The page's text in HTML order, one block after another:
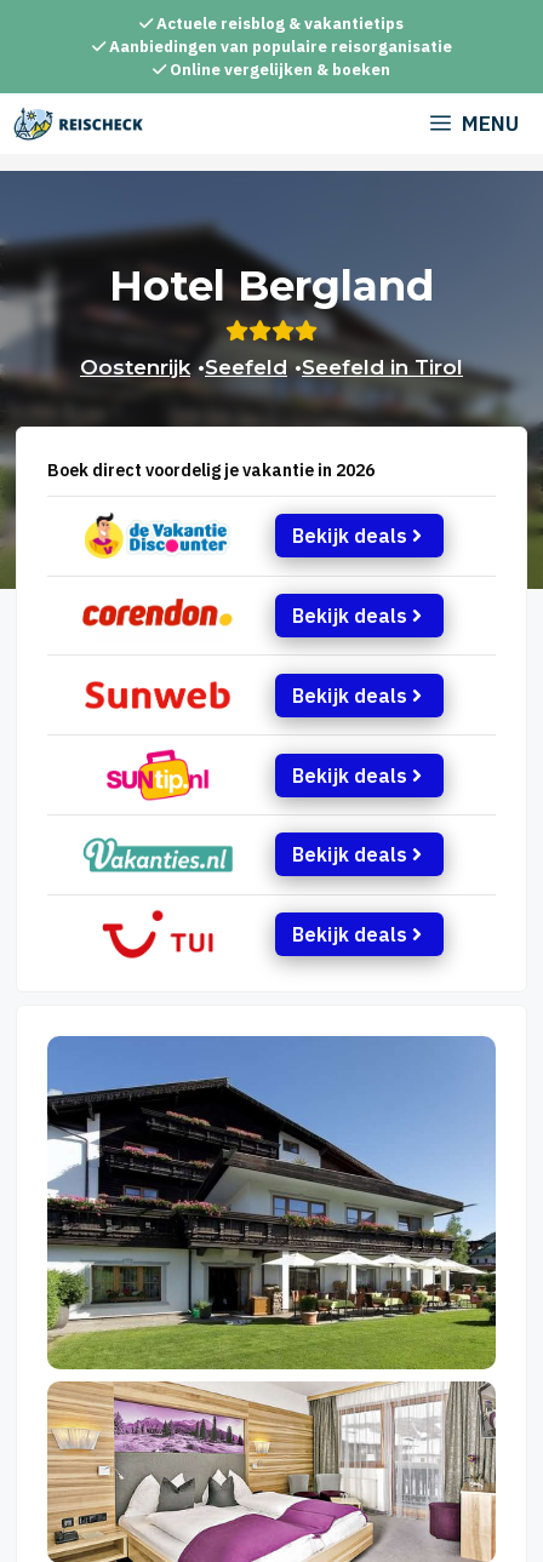
inhoud
Actuele reisblog & vakantietips
Aanbiedingen van populaire reisorganisatie
Online vergelijken & boeken
MENU
Hotel Bergland
Oostenrijk •Seefeld •Seefeld in Tirol
Boek direct voordelig je vakantie in 2026
Bekijk deals
Bekijk deals
Bekijk deals
Bekijk deals
Bekijk deals
Bekijk deals